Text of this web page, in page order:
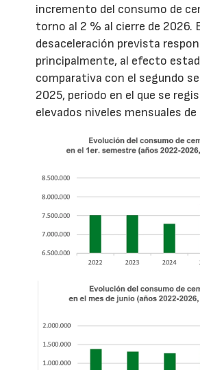
incremento del consumo de
torno al 2 % al cierre de 2026.
desaceleración prevista
principalmente, al efecto
comparativa con el segundo
2025, período en el que se
elevados niveles mensuales